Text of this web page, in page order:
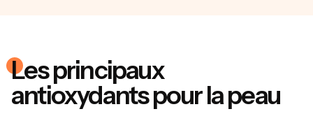
Les principaux
antioxydants pour la peau